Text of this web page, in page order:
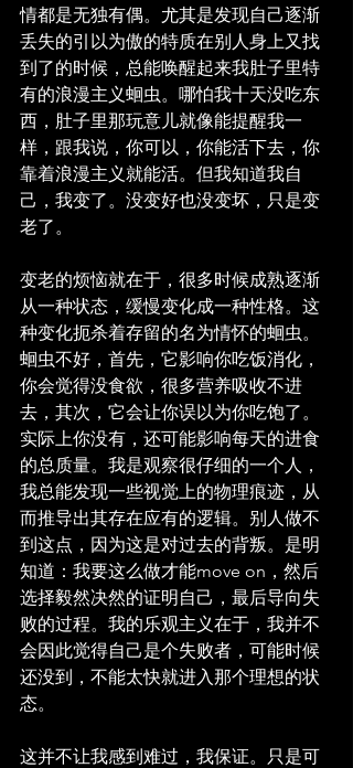
情都是无独有偶。尤其是发现自己逐渐
丢失的引以为傲的特质在别人身上又找
到了的时候，总能唤醒起来我肚子里特
有的浪漫主义蛔虫。哪怕我十天没吃东
西，肚子里那玩意儿就像能提醒我一
样，跟我说，你可以，你能活下去，你
靠着浪漫主义就能活。但我知道我自
己，我变了。没变好也没变坏，只是变
老了。
变老的烦恼就在于，很多时候成熟逐渐
从一种状态，缓慢变化成一种性格。这
种变化扼杀着存留的名为情怀的蛔虫。
蛔虫不好，首先，它影响你吃饭消化，
你会觉得没食欲，很多营养吸收不进
去，其次，它会让你误以为你吃饱了。
实际上你没有，还可能影响每天的进食
的总质量。我是观察很仔细的一个人，
我总能发现一些视觉上的物理痕迹，从
而推导出其存在应有的逻辑。别人做不
到这点，因为这是对过去的背叛。是明
知道：我要这么做才能move on，然后
选择毅然决然的证明自己，最后导向失
败的过程。我的乐观主义在于，我并不
会因此觉得自己是个失败者，可能时候
还没到，不能太快就进入那个理想的状
态。
这并不让我感到难过，我保证。只是可